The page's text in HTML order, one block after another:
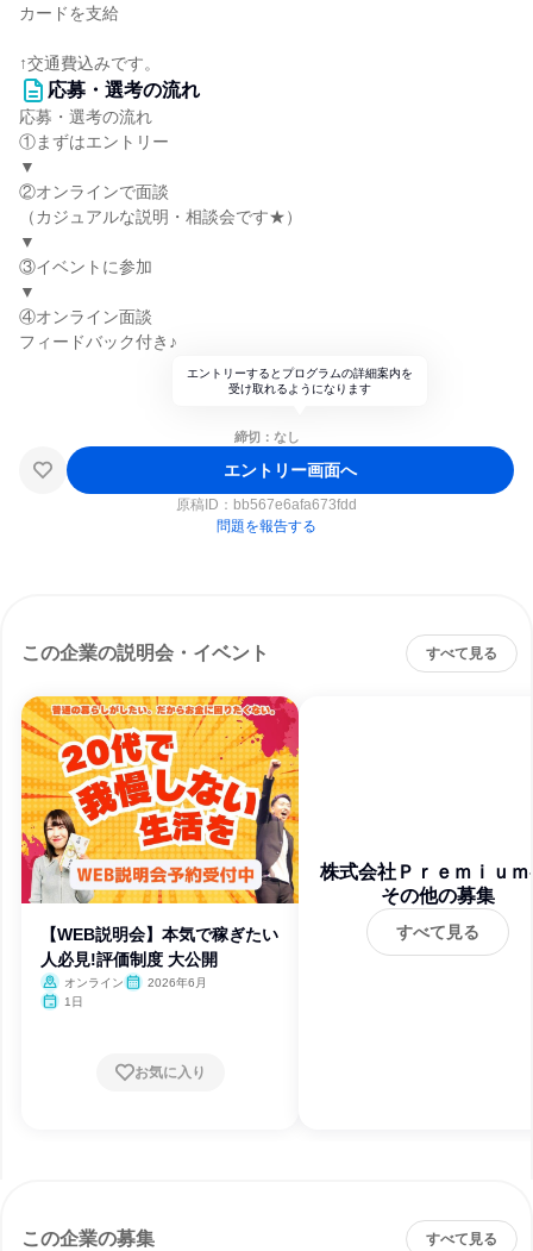
カードを支給
↑交通費込みです。
応募・選考の流れ
応募・選考の流れ
①まずはエントリー
▼
②オンラインで面談
（カジュアルな説明・相談会です★）
▼
③イベントに参加
▼
④オンライン面談
フィードバック付き♪
エントリーするとプログラムの詳細案内を
受け取れるようになります
締切：なし
エントリー画面へ
原稿ID： bb567e6afa673fdd
問題を報告する
この企業の説明会・イベント すべて見る
【WEB説明会】本気で稼ぎたい
人必見!評価制度 大公開
オンライン
2026年6月
1日
お気に入り
株式会社Ｐｒｅｍｉｕｍ
ｌｕｓ
その他の募集
すべて見る
この企業の募集 すべて見る